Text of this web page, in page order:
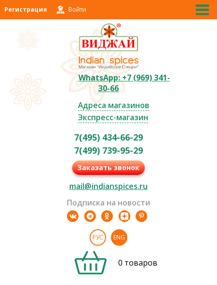
Регистрация Войти
WhatsApp: +7 (969) 341-
30-66
Адреса магазинов
Экспресс-магазин
7(495) 434-66-29
7(499) 739-95-29
Заказать звонок
mail@indianspices.ru
Подписка на новости
РУС ENG
0 товаров